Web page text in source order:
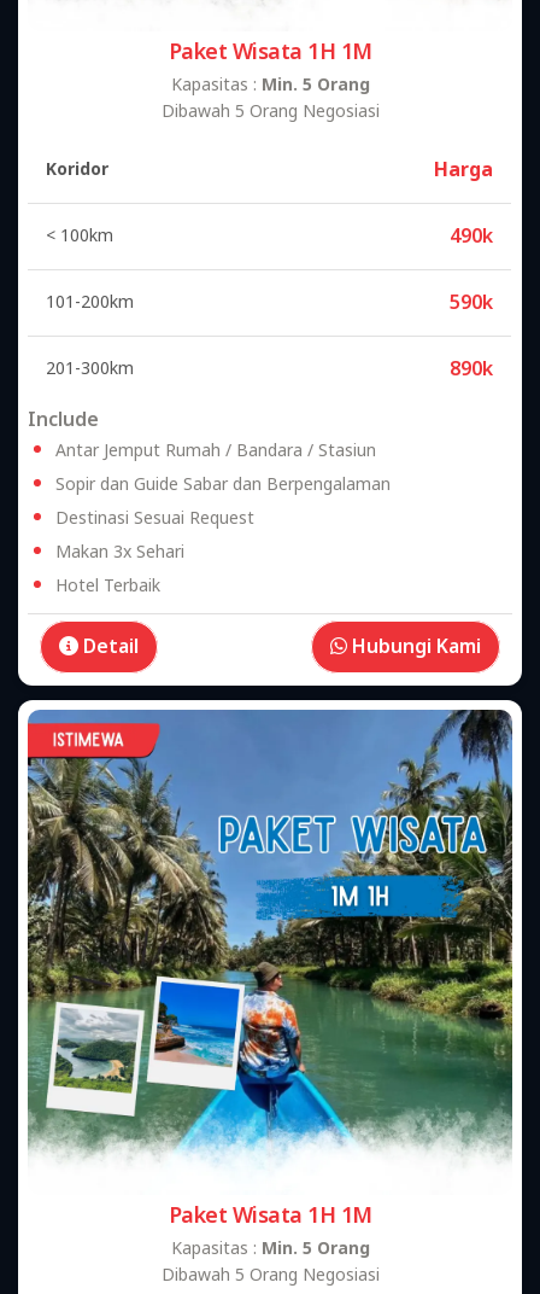
Paket Wisata 1H 1M
Kapasitas : Min. 5 Orang
Dibawah 5 Orang Negosiasi
Koridor
Harga
< 100km 490k
101-200km 590k
201-300km
890k
Include
Antar Jemput Rumah / Bandara / Stasiun
Sopir dan Guide Sabar dan Berpengalaman
Destinasi Sesuai Request
Makan 3x Sehari
Hotel Terbaik
Detail Hubungi Kami
Paket Wisata 1H 1M
Kapasitas : Min. 5 Orang
Dibawah 5 Orang Negosiasi